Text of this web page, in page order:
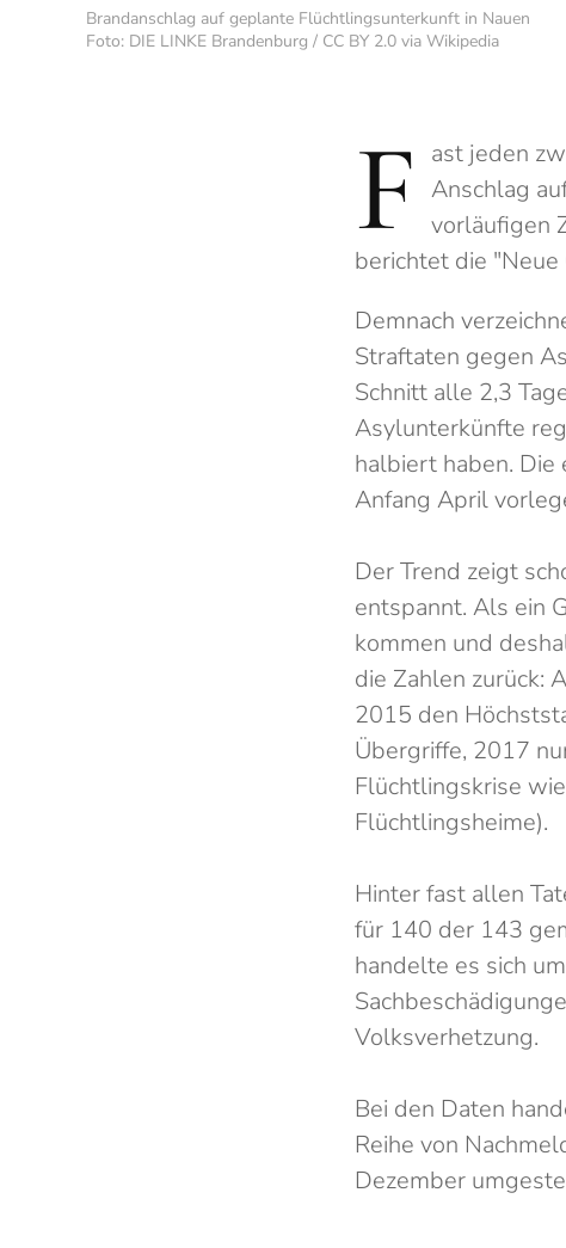
Brandanschlag auf geplante Flüchtlingsunterkunft in Nauen
Foto: DIE LINKE Brandenburg / CC BY 2.0 via Wikipedia
F
ast jeden
Anschlag
vorläufigen
berichtet die
Demnach
Straftaten gegen
Schnitt alle 2,3
Asylunterkünfte
halbiert haben.
Anfang April
Der Trend zeigt
entspannt. Als ein
kommen und
die Zahlen zurück:
2015 den
Übergriffe, 2017
Flüchtlingskrise
Flüchtlingsheime).
Hinter fast allen
für 140 der 143
handelte es sich
Volksverhetzung.
Bei den Daten
Reihe von
Dezember